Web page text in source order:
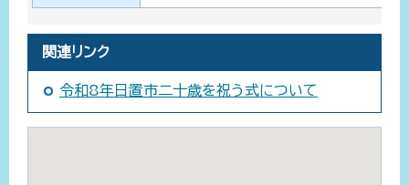
関連リンク
令和8年日置市二十歳を祝う式について